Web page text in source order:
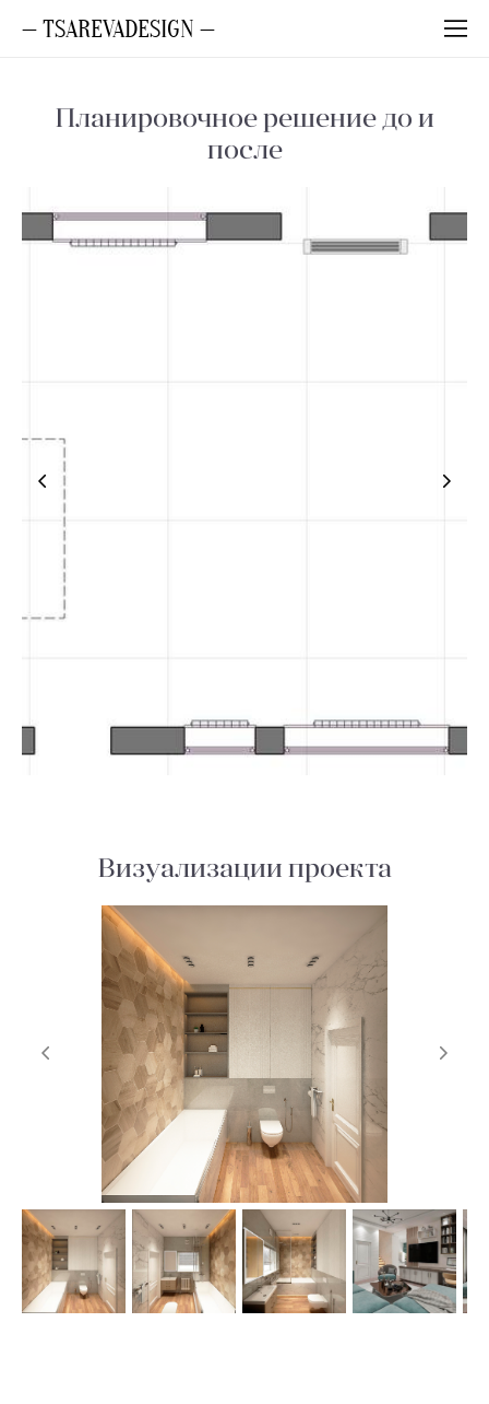
— TSAREVADESIGN —
Планировочное решение до и
после
Визуализации проекта